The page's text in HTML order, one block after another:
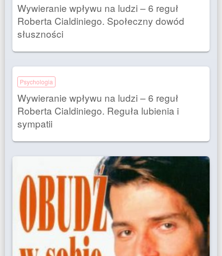
Wywieranie wpływu na ludzi – 6 reguł
Roberta Cialdiniego. Społeczny dowód
słuszności
Psychologia
Wywieranie wpływu na ludzi – 6 reguł
Roberta Cialdiniego. Reguła lubienia i
sympatii